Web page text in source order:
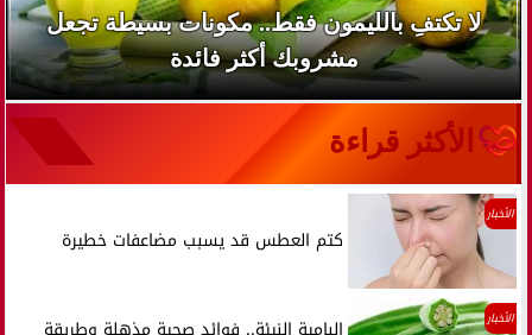
لا تكتفِ بالليمون فقط.. مكونات بسيطة تجعل
مشروبك أكثر فائدة
الأكثر قراءة
الأخبار
كتم العطس قد يسبب مضاعفات خطيرة
الأخبار